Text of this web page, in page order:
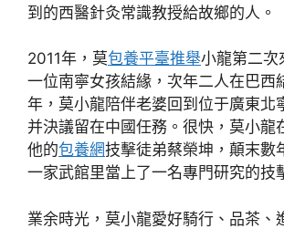
到的西醫針灸常識教授給故鄉的人。
2011年，莫包養平臺推舉小龍第二次
一位南寧女孩結緣，次年二人在巴西
年，莫小龍陪伴老婆回到位于廣東北
并決議留在中國任務。很快，莫小龍
他的包養網技擊徒弟蔡榮坤，顛末數
一家武館里當上了一名專門研究的技
業余時光，莫小龍愛好騎行、品茶、